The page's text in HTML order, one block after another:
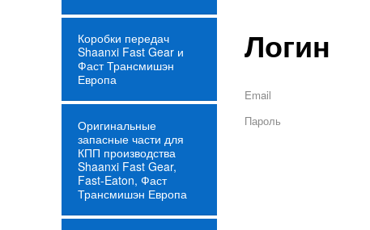
Коробки передач
Shaanxi Fast Gear и
Фаст Трансмишэн
Европа
Оригинальные
запасные части для
КПП производства
Shaanxi Fast Gear,
Fast-Eaton, Фаст
Трансмишэн Европа
Логин
Email
Пароль